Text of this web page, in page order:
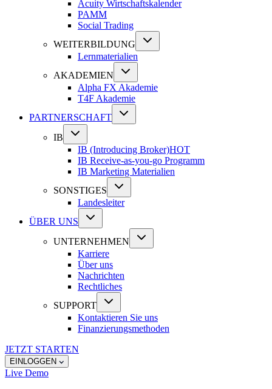
Acuity Wirtschaftskalender
PAMM
Social Trading
WEITERBILDUNG
Lernmaterialien
AKADEMIEN
Alpha FX Akademie
T4F Akademie
PARTNERSCHAFT
IB
IB (Introducing Broker)HOT
IB Receive-as-you-go Programm
IB Marketing Materialien
SONSTIGES
Landesleiter
ÜBER UNS
UNTERNEHMEN
Karriere
Über uns
Nachrichten
Rechtliches
SUPPORT
Kontaktieren Sie uns
Finanzierungsmethoden
JETZT STARTEN
EINLOGGEN
Live Demo